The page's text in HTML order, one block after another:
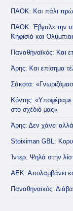
ΠΑΟΚ: Και πάλι
ΠΑΟΚ: Έβγαλε την
Κηφισιά και
Παναθηναϊκός: Και
Άρης: Και επίσημα
Σάκοτα:
Κόντης: «Υποφέραμε
στο σχέδιό μας»
Άρης: Δεν χάνει αλλά
Stoiximan GBL:
Ίντερ: Ψηλά στην
ΑΕΚ: Απολαμβάνει
Παναθηναϊκός: